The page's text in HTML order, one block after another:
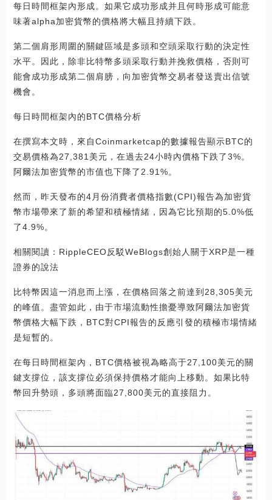
每日時間框架內形成。如果它成功形成并且何時形成可能意
味著alpha加密貨幣的價格將大幅且持續下跌。
第二個肩形周圍的關鍵區域是多頭和空頭采取行動的決定性
水平。因此，除非比特幣多頭采取行動并挽救價格，否則可
能會成功形成第二個肩膀，向加密貨幣交易者發送賣出信號
機會。
每日時間框架內的BTC價格分析
在撰寫本文時，來自Coinmarketcap的數據報告顯示BTC的
交易價格為27,381美元，在過去24小時內價格下跌了3%。
阿爾法加密貨幣的市值也下降了2.91%。
然而，昨天發布的4月份消費者價格指數(CPI)報告為加密貨
幣市場帶來了新的希望和積極情緒，因為它比預期的5.0%低
了4.9%。
相關閱讀：RippleCEO反駁WeBlogs創始人關于XRP是一種
證券的說法
比特幣因這一消息而上漲，在價格回落之前達到28,305美元
的峰值。盡管如此，由于市場流動性擔憂導致阿爾法加密貨
幣價格大幅下跌，BTC對CPI報告的反應引發的積極市場情緒
是短暫的。
在每日時間框架內，BTC價格被視為略高于27,100美元的關
鍵支撐位，該支撐位必須保持價格才能向上移動。如果比特
幣回升勢頭，多頭將面臨27,800美元的直接阻力。